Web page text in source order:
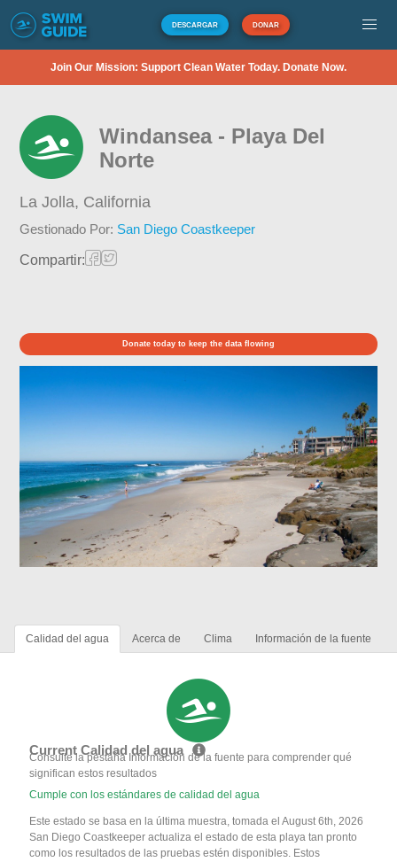
DESCARGAR DONAR
Join Our Mission: Support Clean Water Today. Donate Now.
Windansea - Playa Del
Norte
La Jolla, California
Gestionado Por: San Diego Coastkeeper
Compartir:
Donate today to keep the data flowing
Calidad del agua Acerca de Clima Información de la fuente
Current Calidad del agua
Consulte la pestaña Información de la fuente para comprender qué
significan estos resultados
Cumple con los estándares de calidad del agua
Este estado se basa en la última muestra, tomada el August 6th, 2026
San Diego Coastkeeper actualiza el estado de esta playa tan pronto
como los resultados de las pruebas estén disponibles. Estos